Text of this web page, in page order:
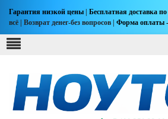
Гарантия низкой цены Бесплатная доставка
всё | Возврат денег-без вопросов | Форма оплаты